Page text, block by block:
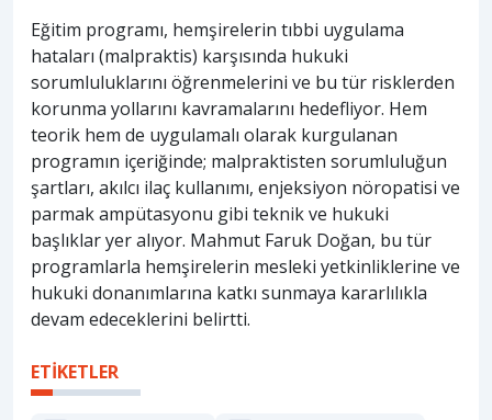
Eğitim programı, hemşirelerin tıbbi uygulama
hataları (malpraktis) karşısında hukuki
sorumluluklarını öğrenmelerini ve bu tür risklerden
korunma yollarını kavramalarını hedefliyor. Hem
teorik hem de uygulamalı olarak kurgulanan
programın içeriğinde; malpraktisten sorumluluğun
şartları, akılcı ilaç kullanımı, enjeksiyon nöropatisi ve
parmak ampütasyonu gibi teknik ve hukuki
başlıklar yer alıyor. Mahmut Faruk Doğan, bu tür
programlarla hemşirelerin mesleki yetkinliklerine ve
hukuki donanımlarına katkı sunmaya kararlılıkla
devam edeceklerini belirtti.
ETİKETLER